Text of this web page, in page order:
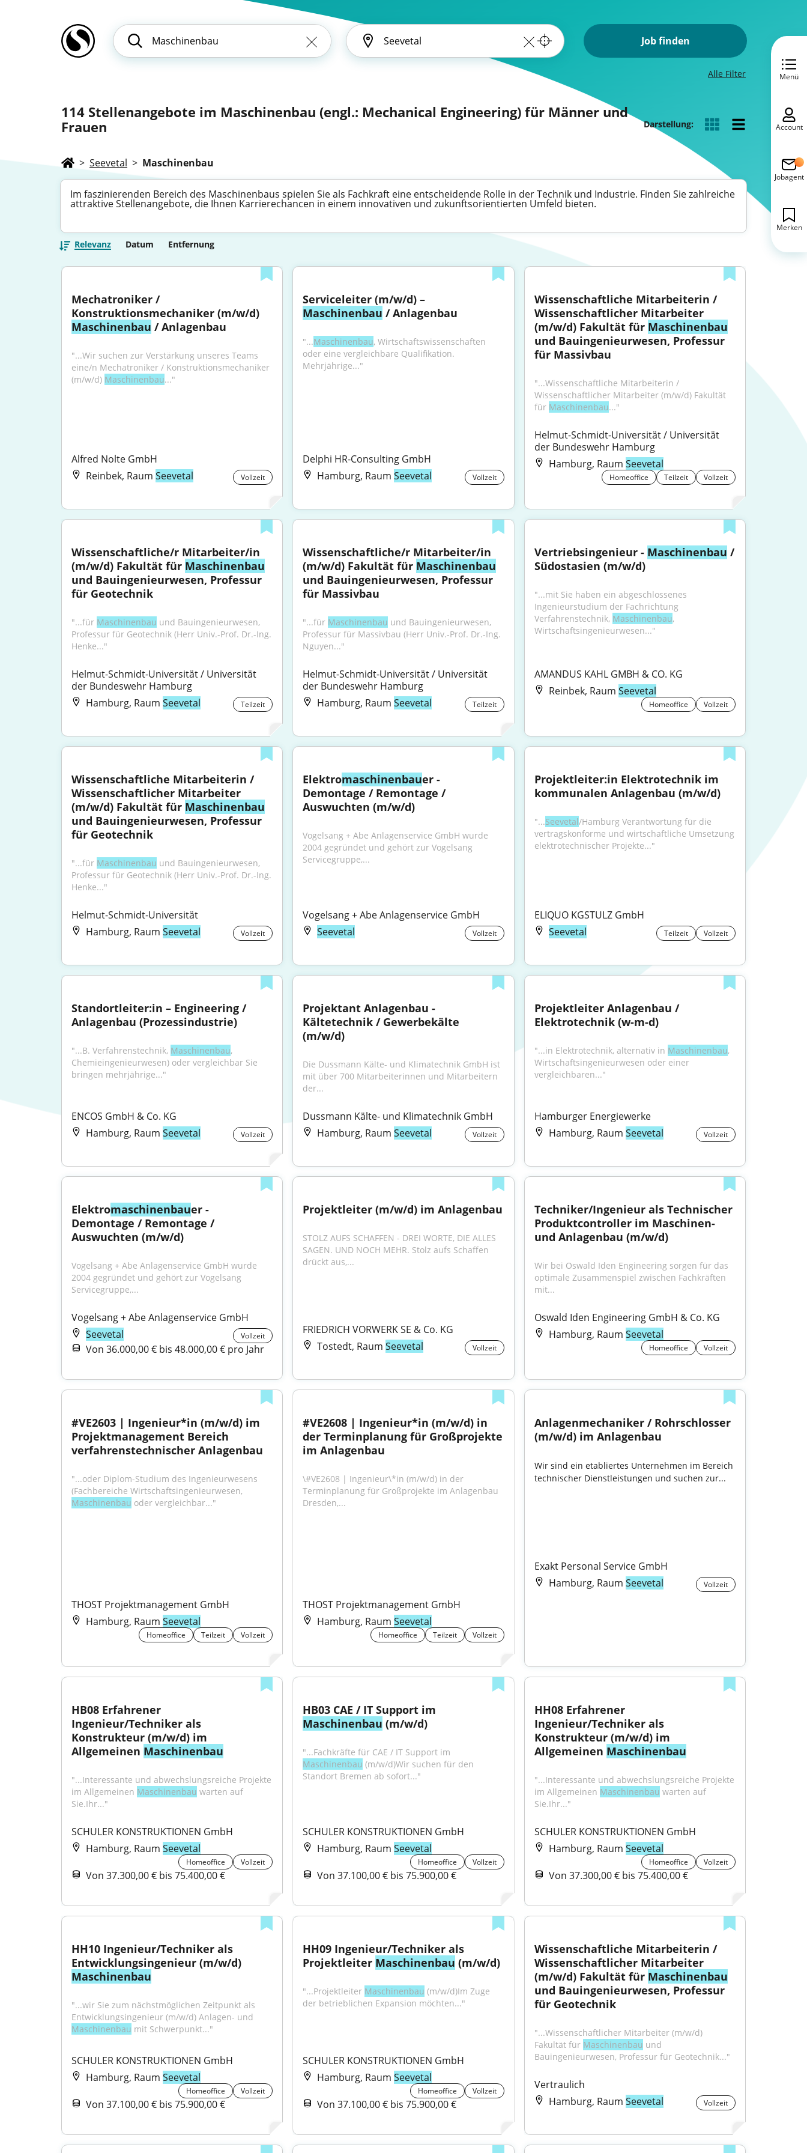
Job finden
Alle Filter
114 Stellenangebote im Maschinenbau (engl.: Mechanical Engineering) für Männer und
Frauen
Darstellung:
> Seevetal > Maschinenbau
Im faszinierenden Bereich des Maschinenbaus spielen Sie als Fachkraft eine entscheidende Rolle in der Technik und Industrie. Finden Sie zahlreiche
attraktive Stellenangebote, die Ihnen Karrierechancen in einem innovativen und zukunftsorientierten Umfeld bieten.
Relevanz Datum Entfernung
Mechatroniker /
Maschinenbau / Anlagenbau
"...Wir suchen zur Verstärkung unseres Teams
eine/n Mechatroniker / Konstruktionsmechaniker
(m/w/d) Maschinenbau..."
Alfred Nolte GmbH
Reinbek, Raum Seevetal Vollzeit
Maschinenbau / Anlagenbau
"...Maschinenbau, Wirtschaftswissenschaften
oder eine vergleichbare Qualifikation.
Mehrjährige..."
Delphi HR-Consulting GmbH
Hamburg, RaumSeevetal Vollzeit
Wissenschaftliche Mitarbeiterin /
Wissenschaftlicher Mitarbeiter
(m/w/d) Fakultät für Maschinenbau
und Bauingenieurwesen, Professur
für Massivbau
"...Wissenschaftliche Mitarbeiterin /
Wissenschaftlicher Mitarbeiter (m/w/d) Fakultät
für Maschinenbau..."
Helmut-Schmidt-Universität / Universität
der Bundeswehr Hamburg
Hamburg, Raum Seevetal
Homeoffice Teilzeit Vollzeit
Wissenschaftliche/r Mitarbeiter/in
(m/w/d) Fakultät für Maschinenbau
und Bauingenieurwesen, Professur
für Geotechnik
"...für Maschinen­bau und Bauingenieur­wesen,
Professur für Geotechnik (Herr Univ.-Prof. Dr.-Ing.
Henke..."
Helmut-Schmidt-Universität / Universität
der Bundeswehr Hamburg
Hamburg, Raum Seevetal Teilzeit
Wissenschaftliche/r Mitarbeiter/in
(m/w/d) Fakultät für Maschinenbau
und Bauingenieurwesen, Professur
für Massivbau
"...für Maschinenbau und Bauingenieur­wesen,
Professur für Massiv­bau (Herr Univ.-Prof. Dr.-Ing.
Nguyen..."
Helmut-Schmidt-Universität / Universität
der Bundeswehr Hamburg
Hamburg, RaumSeevetal Teilzeit
Vertriebsingenieur - Maschinenbau /
Südostasien (m/w/d)
"...mit Sie haben ein abgeschlossenes
Ingenieurstudium der Fachrichtung
Verfahrenstechnik, Maschinenbau,
Wirtschaftsingenieurwesen..."
AMANDUS KAHL GMBH & CO. KG
Reinbek, Raum Seevetal
Homeoffice Vollzeit
Wissenschaftliche Mitarbeiterin /
Wissenschaftlicher Mitarbeiter
(m/w/d) Fakultät für Maschinenbau
und Bauingenieurwesen, Professur
für Geotechnik
"...für Maschinen­bau und Bauingenieur­wesen,
Professur für Geotechnik (Herr Univ.-Prof. Dr.-Ing.
Henke..."
Helmut-Schmidt-Universität
Hamburg, Raum Seevetal Vollzeit
Elektromaschinenbauer -
Demontage / Remontage /
Auswuchten (m/w/d)
Vogelsang + Abe Anlagenservice GmbH wurde
2004 gegründet und gehört zur Vogelsang
Servicegruppe,...
Vogelsang + Abe Anlagenservice GmbH
Seevetal
Vollzeit
Projektleiter:in Elektrotechnik im
kommunalen Anlagenbau (m/w/d)
"...Seevetal/Hamburg Verantwortung für die
vertragskonforme und wirtschaftliche Umsetzung
elektrotechnischer Projekte..."
ELIQUO KGSTULZ GmbH
Seevetal
Teilzeit Vollzeit
Standortleiter:in – Engineering /
Anlagenbau (Prozessindustrie)
"...B. Verfahrenstechnik, Maschinenbau,
Chemieingenieurwesen) oder vergleichbar Sie
bringen mehrjährige..."
ENCOS GmbH & Co. KG
Hamburg, Raum Seevetal Vollzeit
Projektant Anlagenbau -
Kältetechnik / Gewerbekälte
(m/w/d)
Die Dussmann Kälte- und Klimatechnik GmbH ist
mit über 700 Mitarbeiterinnen und Mitarbeitern
der...
Dussmann Kälte- und Klimatechnik GmbH
Hamburg, RaumSeevetal Vollzeit
Projektleiter Anlagenbau /
Elektrotechnik (w-m-d)
"...in Elektrotechnik, alternativ in Maschinenbau,
Wirtschaftsingenieurwesen oder einer
vergleichbaren..."
Hamburger Energiewerke
Hamburg, Raum Seevetal Vollzeit
Elektromaschinenbauer -
Demontage / Remontage /
Auswuchten (m/w/d)
Vogelsang + Abe Anlagenservice GmbH wurde
2004 gegründet und gehört zur Vogelsang
Servicegruppe,...
Vogelsang + Abe Anlagenservice GmbH
Seevetal
Vollzeit
Von 36.000,00 € bis 48.000,00 € pro Jahr
Projektleiter (m/w/d) im Anlagenbau
STOLZ AUFS SCHAFFEN - DREI WORTE, DIE ALLES
SAGEN. UND NOCH MEHR. Stolz aufs Schaffen
drückt aus,...
FRIEDRICH VORWERK SE & Co. KG
Tostedt, RaumSeevetal Vollzeit
Techniker/Ingenieur als Technischer
Produktcontroller im Maschinen-
und Anlagenbau (m/w/d)
Wir bei Oswald Iden Engineering sorgen für das
optimale Zusammenspiel zwischen Fachkräften
mit...
Oswald Iden Engineering GmbH & Co. KG
Hamburg, Raum Seevetal
Homeoffice Vollzeit
#VE2603 | Ingenieur*in (m/w/d) im
Projektmanagement Bereich
verfahrenstechnischer Anlagenbau
"...oder Diplom-Studium des Ingenieurwesens
Maschinenbau oder vergleichbar..."
THOST Projektmanagement GmbH
Hamburg, Raum Seevetal
Homeoffice Teilzeit Vollzeit
#VE2608 | Ingenieur*in (m/w/d) in
der Terminplanung für Großprojekte
im Anlagenbau
\#VE2608 | Ingenieur\*in (m/w/d) in der
Terminplanung für Großprojekte im Anlagenbau
Dresden,...
THOST Projektmanagement GmbH
Hamburg, RaumSeevetal
Homeoffice Teilzeit Vollzeit
Anlagenmechaniker / Rohrschlosser
(m/w/d) im Anlagenbau
Wir sind ein etabliertes Unternehmen im Bereich
technischer Dienstleistungen und suchen zur...
Exakt Personal Service GmbH
Hamburg, Raum Seevetal Vollzeit
HB08 Erfahrener
Ingenieur/Techniker als
Konstrukteur (m/w/d) im
Allgemeinen Maschinenbau
"...Interessante und abwechslungsreiche Projekte
im Allgemeinen Maschinenbau warten auf
Sie.Ihr..."
SCHULER KONSTRUKTIONEN GmbH
Hamburg, Raum Seevetal
Homeoffice Vollzeit
Von 37.300,00 € bis 75.400,00 €
Maschinenbau (m/w/d)
Maschinenbau (m/w/d)Wir suchen für den
Standort Bremen ab sofort..."
SCHULER KONSTRUKTIONEN GmbH
Hamburg, RaumSeevetal
Homeoffice Vollzeit
Von 37.100,00 € bis 75.900,00 €
HH08 Erfahrener
Ingenieur/Techniker als
Konstrukteur (m/w/d) im
Allgemeinen Maschinenbau
"...Interessante und abwechslungsreiche Projekte
im Allgemeinen Maschinenbau warten auf
Sie.Ihr..."
SCHULER KONSTRUKTIONEN GmbH
Hamburg, Raum Seevetal
Homeoffice Vollzeit
Von 37.300,00 € bis 75.400,00 €
HH10 Ingenieur/Techniker als
Maschinenbau
"...wir Sie zum nächstmöglichen Zeitpunkt als
Maschinenbau mit Schwerpunkt..."
SCHULER KONSTRUKTIONEN GmbH
Hamburg, Raum Seevetal
Homeoffice Vollzeit
Von 37.100,00 € bis 75.900,00 €
HH09 Ingenieur/Techniker als
Projektleiter Maschinenbau (m/w/d)
"...Projektleiter Maschinenbau (m/w/d)Im Zuge
der betrieblichen Expansion möchten..."
SCHULER KONSTRUKTIONEN GmbH
Hamburg, RaumSeevetal
Homeoffice Vollzeit
Von 37.100,00 € bis 75.900,00 €
Wissenschaftliche Mitarbeiterin /
Wissenschaftlicher Mitarbeiter
(m/w/d) Fakultät für Maschinenbau
und Bauingenieurwesen, Professur
für Geotechnik
"...Wissenschaftlicher Mitarbeiter (m/w/d)
Fakultät für Maschinenbau und
Bauingenieurwesen, Professur für Geotechnik..."
Vertraulich
Hamburg, Raum Seevetal Vollzeit
Menü
Account
Jobagent
Merken